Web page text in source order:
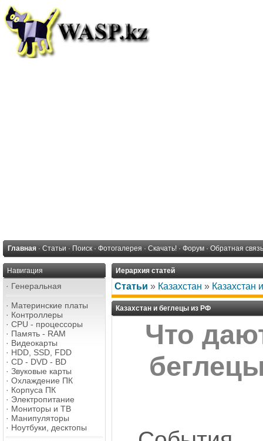
Главная · Статьи · Поиск · Фотогалерея · Скачать! · Форум · Обратная связь
Навигация
· Генеральная
· Материнские платы
· Контроллеры
· CPU - процессоры
· Память - RAM
· Видеокарты
· HDD, SSD, FDD
· CD - DVD - BD
· Звуковые карты
· Охлаждение ПК
· Корпуса ПК
· Электропитание
· Мониторы и ТВ
· Манипуляторы
· Ноутбуки, десктопы
Иерархия статей
Статьи » Казахстан » Казахстан
Казахстан и беглецы из РФ
Что